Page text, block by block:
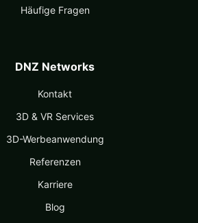
Häufige Fragen
DNZ Networks
Kontakt
3D & VR Services
3D-Werbeanwendung
Referenzen
Karriere
Blog